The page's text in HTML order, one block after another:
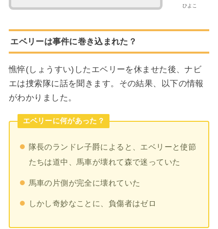
ひよこ
エベリーは事件に巻き込まれた？
憔悴(しょうすい)したエベリーを休ませた後、ナビ
エは捜索隊に話を聞きます。その結果、以下の情報
がわかりました。
エベリーに何があった？
隊長のランドレ子爵によると、エベリーと使節
たちは道中、馬車が壊れて森で迷っていた
馬車の片側が完全に壊れていた
しかし奇妙なことに、負傷者はゼロ